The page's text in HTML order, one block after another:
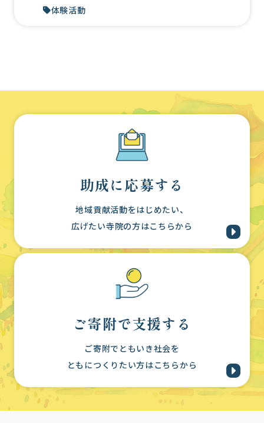
体験活動
助成に応募する
地域貢献活動をはじめたい、
広げたい寺院の方はこちらから
ご寄附で支援する
ご寄附でともいき社会を
ともにつくりたい方はこちらから